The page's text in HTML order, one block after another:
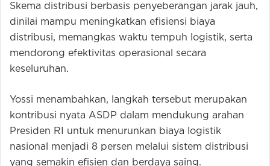
Skema distribusi berbasis penyeberangan jarak jauh,
dinilai mampu meningkatkan efisiensi biaya
distribusi, memangkas waktu tempuh logistik, serta
mendorong efektivitas operasional secara
keseluruhan.
Yossi menambahkan, langkah tersebut merupakan
kontribusi nyata ASDP dalam mendukung arahan
Presiden RI untuk menurunkan biaya logistik
nasional menjadi 8 persen melalui sistem distribusi
yang semakin efisien dan berdaya saing.